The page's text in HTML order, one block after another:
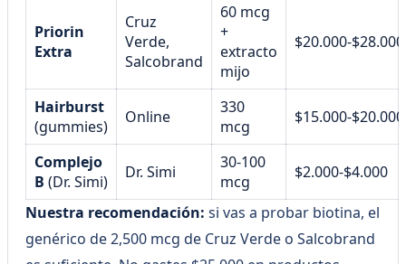
Priorin
Extra
Cruz
Verde,
Salcobrand
60 mcg
+
extracto
mijo
$20.000-$28.000
Hairburst
(gummies)
Online
330
mcg
$15.000-$20.000
Complejo
B (Dr. Simi) Dr. Simi
30-100
mcg
$2.000-$4.000
Nuestra recomendación: si vas a probar biotina, el
genérico de 2,500 mcg de Cruz Verde o Salcobrand